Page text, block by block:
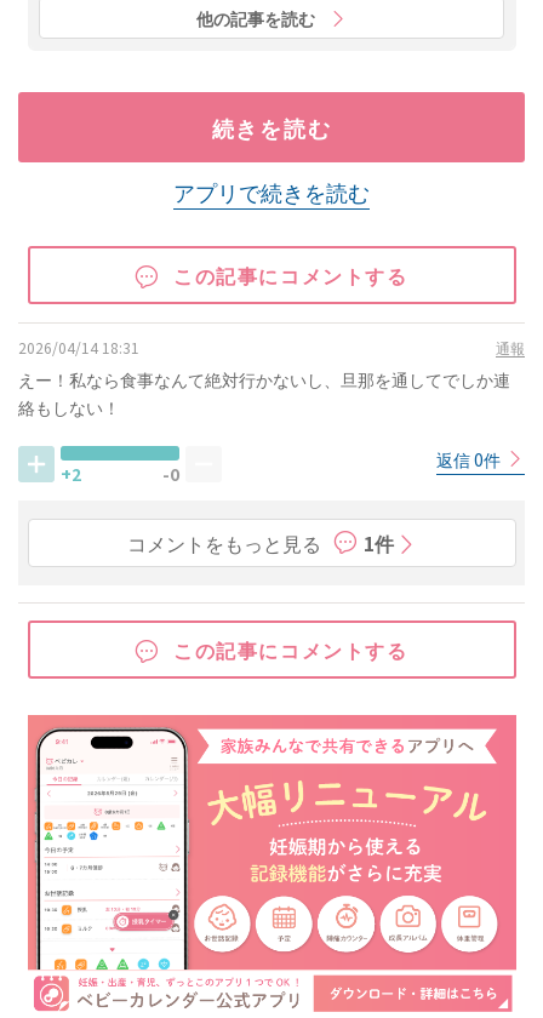
他の記事を読む
続きを読む
アプリで続きを読む
この記事にコメントする
2026/04/14 18:31 通報
えー！私なら食事なんて絶対行かないし、旦那を通してでしか連
絡もしない！
+2 -0
返信 0件
コメントをもっと見る 1件
この記事にコメントする